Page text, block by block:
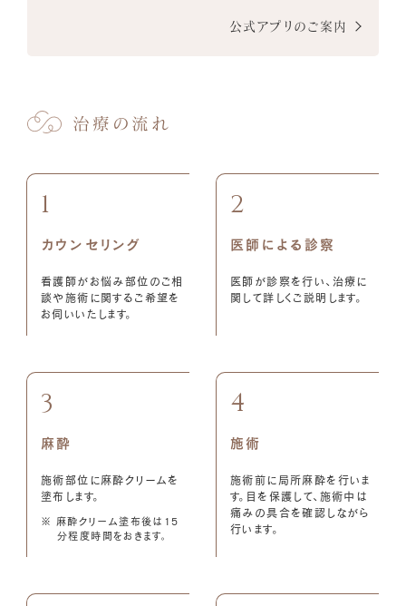
公式アプリのご案内
治療の流れ
1
カウンセリング
看護師がお悩み部位のご相
談や施術に関するご希望を
お伺いいたします。
2
医師による診察
医師が診察を行い、治療に
関して詳しくご説明します。
3
麻酔
施術部位に麻酔クリームを
塗布します。
※ 麻酔クリーム塗布後は15
分程度時間をおきます。
4
施術
施術前に局所麻酔を行いま
す。目を保護して、施術中は
痛みの具合を確認しながら
行います。